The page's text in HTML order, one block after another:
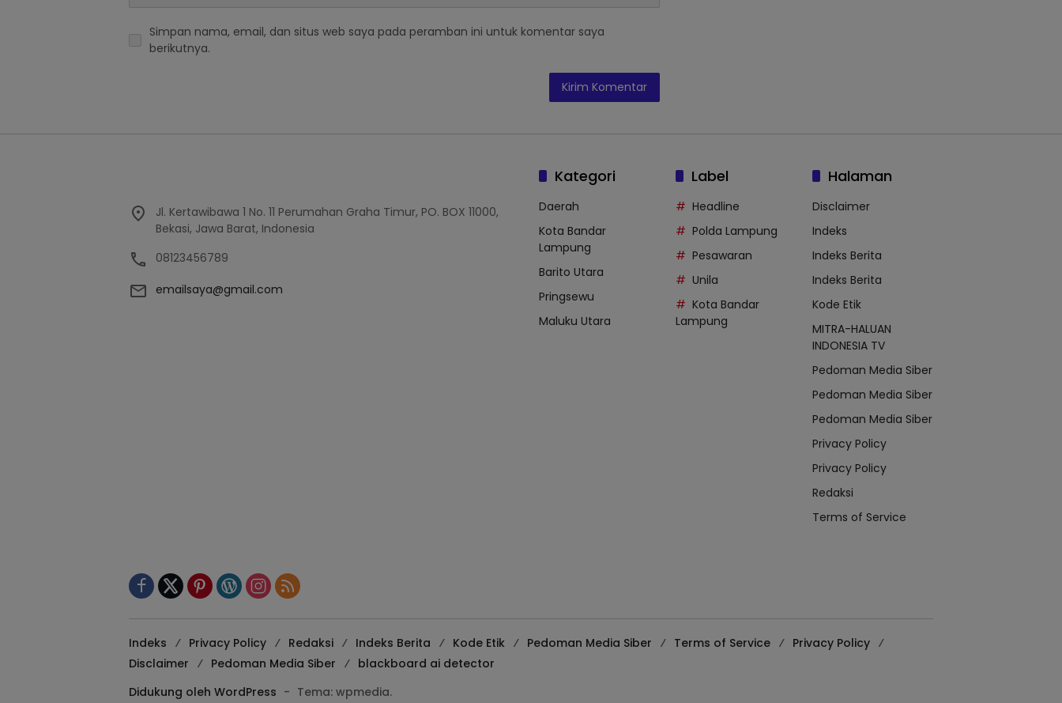
Simpan nama, email, dan situs web saya pada peramban ini untuk komentar saya
berikutnya.
Jl. Kertawibawa 1 No. 11 Perumahan Graha Timur, PO. BOX 11000,
Bekasi, Jawa Barat, Indonesia
08123456789
emailsaya@gmail.com
Kategori
Daerah
Kota Bandar
Lampung
Barito Utara
Pringsewu
Maluku Utara
Label
Headline
Polda Lampung
Pesawaran
Unila
Kota Bandar
Lampung
Halaman
Disclaimer
Indeks
Indeks Berita
Indeks Berita
Kode Etik
MITRA-HALUAN
INDONESIA TV
Pedoman Media Siber
Pedoman Media Siber
Pedoman Media Siber
Privacy Policy
Privacy Policy
Redaksi
Terms of Service
Indeks Privacy Policy Redaksi Indeks Berita Kode Etik Pedoman Media Siber Terms of Service
Privacy Policy
Disclaimer
Pedoman Media Siber
blackboard ai detector
Didukung oleh WordPress - Tema: wpmedia.